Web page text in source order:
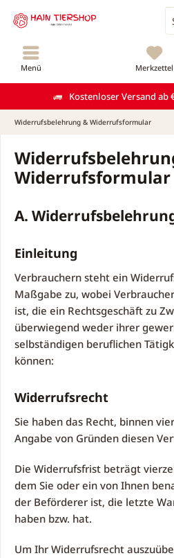
Kostenloser Versand ab
Menü Merkzettel
Widerrufsbelehrung & Widerrufsformular
Widerrufsformular
A.
Einleitung
Verbrauchern steht ein
Maßgabe zu, wobei
ist, die ein Rechtsgeschäft zu
überwiegend weder ihrer
selbständigen beruflichen
können:
Widerrufsrecht
Sie haben das Recht, binnen
Angabe von Gründen diesen
Die Widerrufsfrist beträgt
dem Sie oder ein von Ihnen
der Beförderer ist, die letzte
haben bzw. hat.
Um Ihr Widerrufsrecht